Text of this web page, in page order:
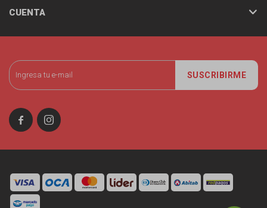
SUSCRIBIRME
 
CUENTA